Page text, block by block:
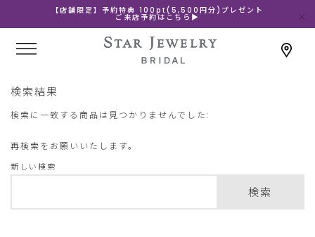
【店舗限定】予約特典 100pt(5,500円分)プレゼント
ご来店予約はこちら▶
検索結果
検索に一致する商品は見つかりませんでした:
再検索をお願いいたします。
新しい検索
検索